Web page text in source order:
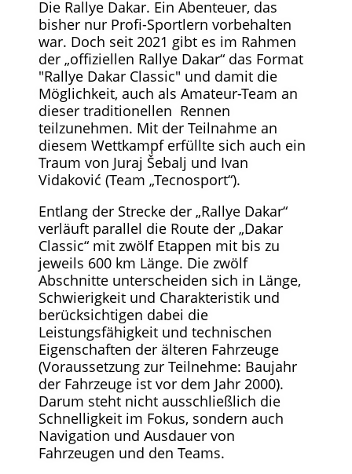
Die Rallye Dakar. Ein Abenteuer, das
bisher nur Profi-Sportlern vorbehalten
war. Doch seit 2021 gibt es im Rahmen
der „offiziellen Rallye Dakar“ das Format
"Rallye Dakar Classic" und damit die
Möglichkeit, auch als Amateur-Team an
dieser traditionellen Rennen
teilzunehmen. Mit der Teilnahme an
diesem Wettkampf erfüllte sich auch ein
Traum von Juraj Šebalj und Ivan
Vidaković (Team „Tecnosport“).
Entlang der Strecke der „Rallye Dakar“
verläuft parallel die Route der „Dakar
Classic“ mit zwölf Etappen mit bis zu
jeweils 600 km Länge. Die zwölf
Abschnitte unterscheiden sich in Länge,
Schwierigkeit und Charakteristik und
berücksichtigen dabei die
Leistungsfähigkeit und technischen
Eigenschaften der älteren Fahrzeuge
(Voraussetzung zur Teilnehme: Baujahr
der Fahrzeuge ist vor dem Jahr 2000).
Darum steht nicht ausschließlich die
Schnelligkeit im Fokus, sondern auch
Navigation und Ausdauer von
Fahrzeugen und den Teams.